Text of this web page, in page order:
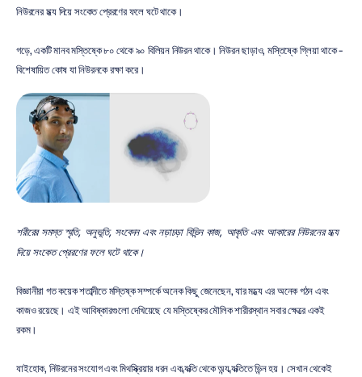
নিউরনের মধ্য দিয়ে সংকেত প্রেরণের ফলে ঘটে থাকে।
গড়ে, একটি মানব মস্তিষ্কে ৮০ থেকে ৯০ বিলিয়ন নিউরন থাকে। নিউরন ছাড়াও, মস্তিষ্কে গ্লিয়া থাকে -
বিশেষায়িত কোষ যা নিউরনকে রক্ষা করে।
শরীরের সমস্ত স্মৃতি, অনুভূতি, সংবেদন এবং নড়াচড়া বিভিন্ন কাজ, আকৃতি এবং আকারের নিউরনের মধ্য
দিয়ে সংকেত প্রেরণের ফলে ঘটে থাকে।
বিজ্ঞানীরা গত কয়েক শতাব্দীতে মস্তিষ্ক সম্পর্কে অনেক কিছু জেনেছেন, যার মধ্যে এর অনেক গঠন এবং
কাজও রয়েছে। এই আবিষ্কারগুলো দেখিয়েছে যে মস্তিষ্কের মৌলিক শারীরস্থান সবার ক্ষেত্রে একই
রকম।
যাইহোক, নিউরনের সংযোগ এবং মিথস্ক্রিয়ার ধরন এক ব্যক্তি থেকে অন্য ব্যক্তিতে ভিন্ন হয়। সেখান থেকেই